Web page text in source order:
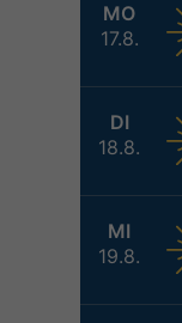
MO
17.8.
DI
18.8.
MI
19.8.